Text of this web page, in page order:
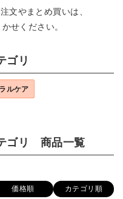
文やまとめ買いは、
せください。
ゴリ
ルケア
ゴリ 商品一覧
価格順 カテゴリ順